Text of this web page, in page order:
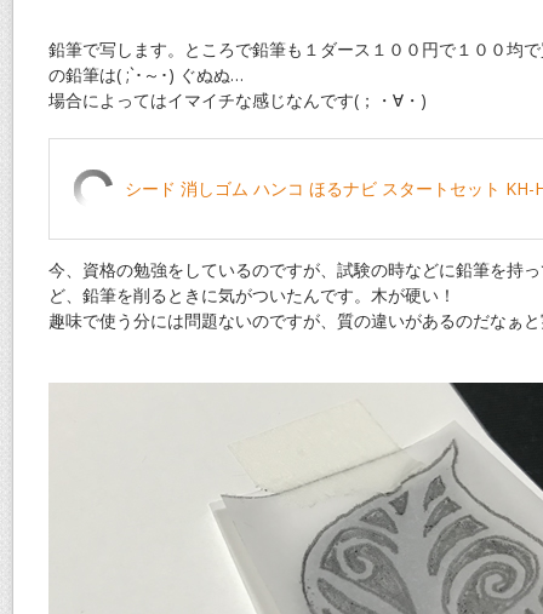
鉛筆で写します。ところで鉛筆も１ダース１００円で１００均
の鉛筆は( ;`･～･) ぐぬぬ…
場合によってはイマイチな感じなんです(；・∀・)
シード 消しゴム ハンコ ほるナビ スタートセット KH-
今、資格の勉強をしているのですが、試験の時などに鉛筆を持
ど、鉛筆を削るときに気がついたんです。木が硬い！
趣味で使う分には問題ないのですが、質の違いがあるのだなぁ